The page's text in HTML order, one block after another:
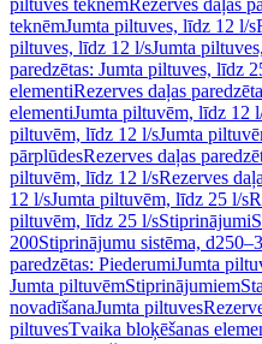
piltuves teknēmRezerves daļas
teknēmJumta piltuves, līdz 12 l/s
piltuves, līdz 12 l/sJumta
paredzētas: Jumta piltuves, līdz
elementiRezerves daļas
elementiJumta piltuvēm, līdz 12
piltuvēm, līdz 12 l/sJumta
pārplūdesRezerves daļas
piltuvēm, līdz 12 l/sRezerves
12 l/sJumta piltuvēm, līdz 25 l/s
piltuvēm, līdz 25 l/sStiprinājumi
200Stiprinājumu sistēma,
paredzētas: PiederumiJumta
Jumta piltuvēmStiprinājumiem
novadīšanaJumta piltuves
piltuvesTvaika bloķēšanas